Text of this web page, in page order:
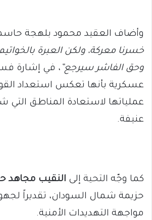
وأضاف العقيد محمود بلهجة
خسرنا معركة، ولكن العبرة
وحق الفاشر سيرجع” ، في إشارة
عسكرية بأنها تعكس استعداد
عملياتها لاستعادة المناطق
عنيفة.
كما وجّه التحية إلى النقيب مجاهد
حزيمة شمال السودان، تقديراً
مواجهة التهديدات الأمنية.